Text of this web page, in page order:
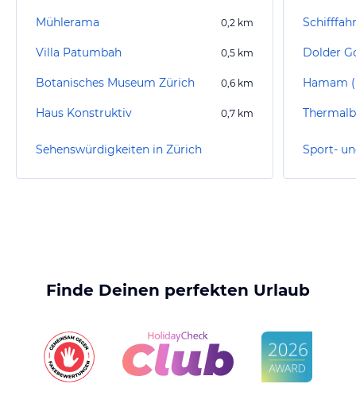
Mühlerama 0,2 km
Villa Patumbah 0,5 km
Botanisches Museum Zürich 0,6 km
Haus Konstruktiv 0,7 km
Sehenswürdigkeiten in Zürich
Dolder
Sport-
Finde Deinen perfekten Urlaub